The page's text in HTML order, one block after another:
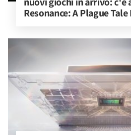
Resonance: A Plague Tale